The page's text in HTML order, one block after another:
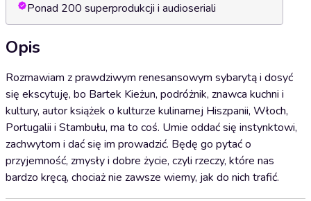
Ponad 200 superprodukcji i audioseriali
Opis
Rozmawiam z prawdziwym renesansowym sybarytą i dosyć
się ekscytuję, bo Bartek Kieżun, podróżnik, znawca kuchni i
kultury, autor książek o kulturze kulinarnej Hiszpanii, Włoch,
Portugalii i Stambułu, ma to coś. Umie oddać się instynktowi,
zachwytom i dać się im prowadzić. Będę go pytać o
przyjemność, zmysły i dobre życie, czyli rzeczy, które nas
bardzo kręcą, chociaż nie zawsze wiemy, jak do nich trafić.